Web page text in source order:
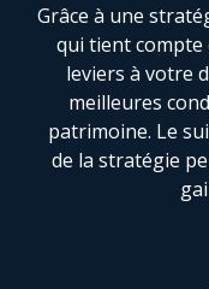
Grâce à une
qui tient compte
leviers à votre
meilleures
patrimoine. Le
de la stratégie